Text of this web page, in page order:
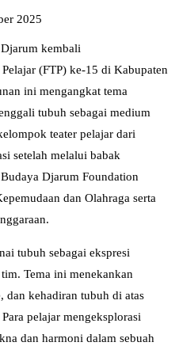
2025
kembali
(FTP) ke-15 di Kabupaten
ini mengangkat tema
tubuh sebagai medium
teater pelajar dari
setelah melalui babak
Djarum Foundation
dan Olahraga serta
tubuh sebagai ekspresi
Tema ini menekankan
dan kehadiran tubuh di atas
pelajar mengeksplorasi
dan harmoni dalam sebuah